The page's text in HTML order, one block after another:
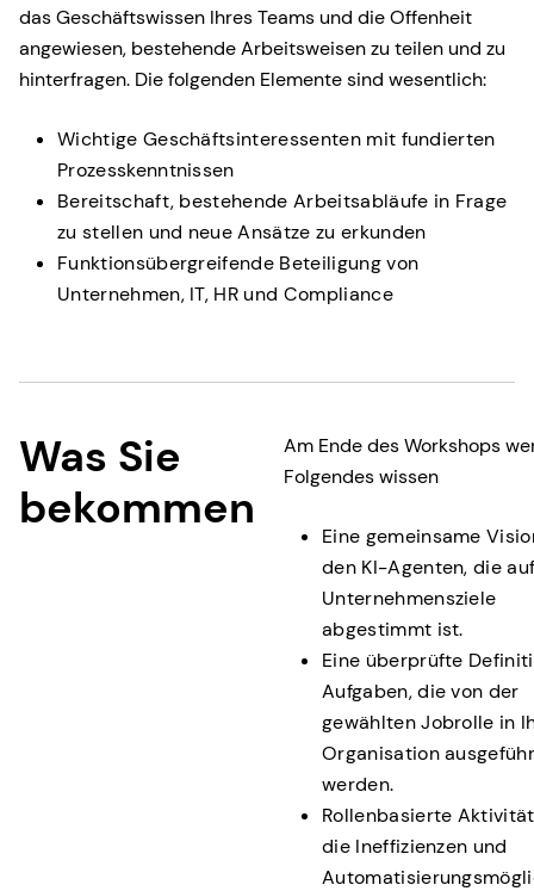
das Geschäftswissen Ihres Teams und die Offenheit
angewiesen, bestehende Arbeitsweisen zu teilen und zu
hinterfragen. Die folgenden Elemente sind wesentlich:
Wichtige Geschäftsinteressenten mit fundierten
Prozesskenntnissen
Bereitschaft, bestehende Arbeitsabläufe in Frage
zu stellen und neue Ansätze zu erkunden
Funktionsübergreifende Beteiligung von
Unternehmen, IT, HR und Compliance
Was Sie
bekommen
Am Ende des Workshops
Folgendes wissen
Eine gemeinsame
den KI-Agenten, die
Unternehmensziele
abgestimmt ist.
Eine überprüfte
Aufgaben, die von der
gewählten Jobrolle in
Organisation
werden.
Rollenbasierte
die Ineffizienzen und